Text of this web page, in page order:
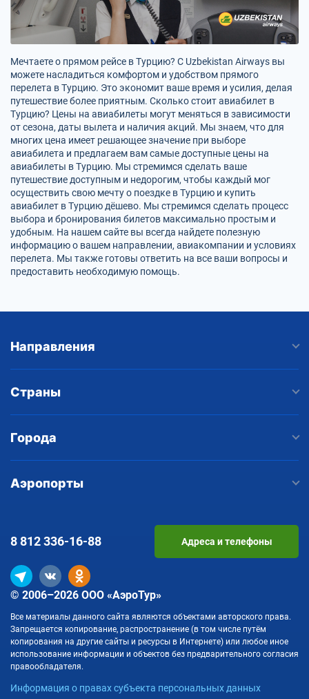
Мечтаете о прямом рейсе в Турцию? С Uzbekistan Airways вы
можете насладиться комфортом и удобством прямого
перелета в Турцию. Это экономит ваше время и усилия, делая
путешествие более приятным. Сколько стоит авиабилет в
Турцию? Цены на авиабилеты могут меняться в зависимости
от сезона, даты вылета и наличия акций. Мы знаем, что для
многих цена имеет решающее значение при выборе
авиабилета и предлагаем вам самые доступные цены на
авиабилеты в Турцию. Мы стремимся сделать ваше
путешествие доступным и недорогим, чтобы каждый мог
осуществить свою мечту о поездке в Турцию и купить
авиабилет в Турцию дёшево. Мы стремимся сделать процесс
выбора и бронирования билетов максимально простым и
удобным. На нашем сайте вы всегда найдете полезную
информацию о вашем направлении, авиакомпании и условиях
перелета. Мы также готовы ответить на все ваши вопросы и
предоставить необходимую помощь.
Направления
Страны
Города
Аэропорты
© 2006–2026 ООО «АэроТур»
Все материалы данного сайта являются объектами авторского права.
Запрещается копирование, распространение (в том числе путём
копирования на другие сайты и ресурсы в Интернете) или любое иное
использование информации и объектов без предварительного согласия
правообладателя.
Информация о правах субъекта персональных данных
8 812336-16-88 Адреса и телефоны